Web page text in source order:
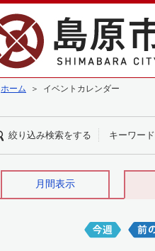
ホーム ＞ イベントカレンダー
絞り込み検索をする キーワード
月間表示